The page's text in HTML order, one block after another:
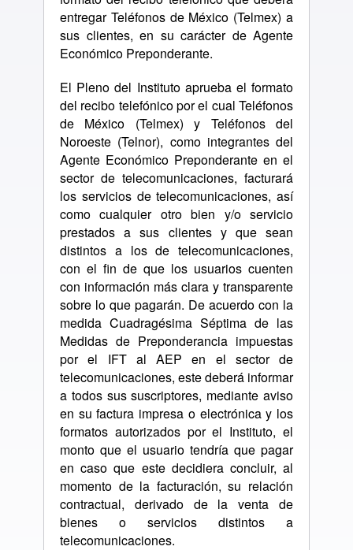
entregar Teléfonos de México (Telmex) a
sus clientes, en su carácter de Agente
Económico Preponderante.
El Pleno del Instituto aprueba el formato
del recibo telefónico por el cual Teléfonos
de México (Telmex) y Teléfonos del
Noroeste (Telnor), como integrantes del
Agente Económico Preponderante en el
sector de telecomunicaciones, facturará
los servicios de telecomunicaciones, así
como cualquier otro bien y/o servicio
prestados a sus clientes y que sean
distintos a los de telecomunicaciones,
con el fin de que los usuarios cuenten
con información más clara y transparente
sobre lo que pagarán. De acuerdo con la
medida Cuadragésima Séptima de las
Medidas de Preponderancia impuestas
por el IFT al AEP en el sector de
telecomunicaciones, este deberá informar
a todos sus suscriptores, mediante aviso
en su factura impresa o electrónica y los
formatos autorizados por el Instituto, el
monto que el usuario tendría que pagar
en caso que este decidiera concluir, al
momento de la facturación, su relación
contractual, derivado de la venta de
bienes o servicios distintos a
telecomunicaciones.